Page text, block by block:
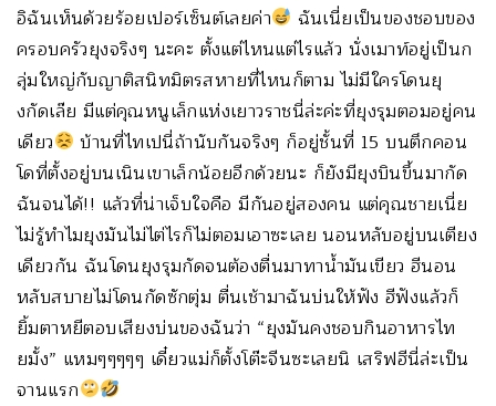
อิฉันเห็นด้วยร้อยเปอร์เซ็นต์เลยค่า
ฉันเนี่ยเป็นของชอบของ
ครอบครัวยุงจริงๆ นะคะ ตั้งแต่ไหนแต่ไรแล้ว นั่งเมาท์อยู่เป็นก
ลุ่มใหญ่กับญาติสนิทมิตรสหายที่ไหนก็ตาม ไม่มีใครโดนยุ
งกัดเล๊ย มีแต่คุณหนูเล็กแห่งเยาวราชนี่ล่ะค่ะที่ยุงรุมตอมอยู่คน
เดียว
บ้านที่ไทเปนี่ถ้านับกันจริงๆ ก็อยู่ชั้นที่ 15 บนตึกคอน
โดที่ตั้งอยู่บนเนินเขาเล็กน้อยอีกด้วยนะ ก็ยังมียุงบินขึ้นมากัด
ฉันจนได้!! แล้วที่น่าเจ็บใจคือ มีกันอยู่สองคน แต่คุณชายเนี่ย
ไม่รู้ทำไมยุงมันไม่ไต่ไรก็ไม่ตอมเอาซะเลย นอนหลับอยู่บนเตียง
เดียวกัน ฉันโดนยุงรุมกัดจนต้องตื่นมาทาน้ำมันเขียว ฮีนอน
หลับสบายไม่โดนกัดซักตุ่ม ตื่นเช้ามาฉันบ่นให้ฟัง ฮีฟังแล้วก็
ยิ้มตาหยีตอบเสียงบ่นของฉันว่า “ยุงมันคงชอบกินอาหารไท
ยมั้ง” แหมๆๆๆๆๆ เดี๋ยวแม่ก็ตั้งโต๊ะจีนซะเลยนิ เสริฟฮีนี่ล่ะเป็น
จานแรก